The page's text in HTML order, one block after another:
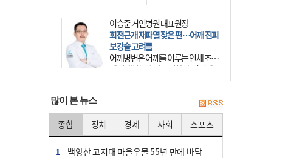
이승준 거인병원 대표원장
회전근개 재파열 잦은 편…어깨 진피
보강술 고려를
어깨병변은 어깨를 이루는 인체 조직
에 발생하는 손상을 말한다. 여기에
는 오십견과 회전근개 증후군, 어깨
많이 본 뉴스
종합 정치 경제 사회 스포츠
1
백양산 고지대 마을우물 55년 만에 바닥